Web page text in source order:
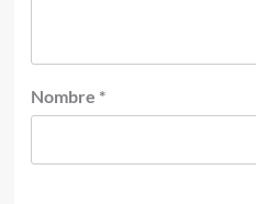
Nombre *